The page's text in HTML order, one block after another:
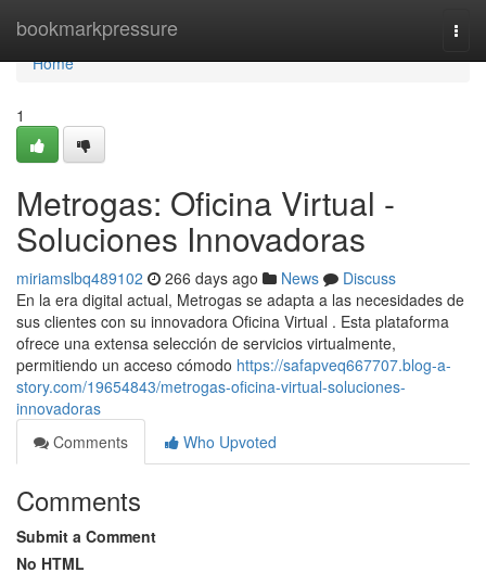
bookmarkpressure
Home
Home
1
Metrogas: Oficina Virtual -
Soluciones Innovadoras
miriamslbq489102 266 days ago News
Discuss
En la era digital actual, Metrogas se adapta a las necesidades de
sus clientes con su innovadora Oficina Virtual . Esta plataforma
ofrece una extensa selección de servicios virtualmente,
permitiendo un acceso cómodo https://safapveq667707.blog-a-
story.com/19654843/metrogas-oficina-virtual-soluciones-
innovadoras
Comments
Who Upvoted
Comments
Submit a Comment
No HTML